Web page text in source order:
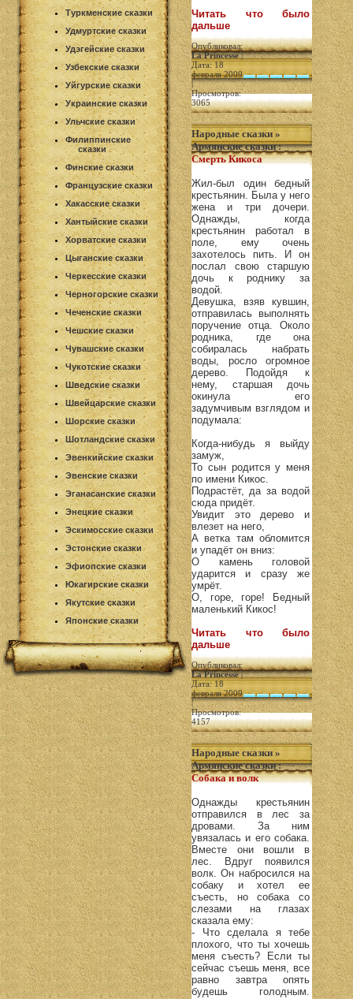
Туркменские сказки
Удмуртские сказки
Удэгейские сказки
Узбекские сказки
Уйгурские сказки
Украинские сказки
Ульчские сказки
Филиппинские
сказки
Финские сказки
Французские сказки
Хакасские сказки
Хантыйские сказки
Хорватские сказки
Цыганские сказки
Черкесские сказки
Черногорские сказки
Чеченские сказки
Чешские сказки
Чувашские сказки
Чукотские сказки
Шведские сказки
Швейцарские сказки
Шорские сказки
Шотландские сказки
Эвенкийские сказки
Эвенские сказки
Эганасанские сказки
Энецкие сказки
Эскимосские сказки
Эстонские сказки
Эфиопские сказки
Юкагирские сказки
Якутские сказки
Японские сказки
Читать что было
дальше
Опубликовал:
La Princesse|
Дата: 18
февраля 2009
|
Просмотров:
3065
Народные сказки »
Армянские сказки:
Смерть Кикоса
Жил-был один бедный
крестьянин. Была у него
жена и три дочери.
Однажды, когда
крестьянин работал в
поле, ему очень
захотелось пить. И он
послал свою старшую
дочь к роднику за
водой.
Девушка, взяв кувшин,
отправилась выполнять
поручение отца. Около
родника, где она
собиралась набрать
воды, росло огромное
дерево. Подойдя к
нему, старшая дочь
окинула его
задумчивым взглядом и
подумала:
Когда-нибудь я выйду
замуж,
То сын родится у меня
по имени Кикос.
Подрастёт, да за водой
сюда придёт.
Увидит это дерево и
влезет на него,
А ветка там обломится
и упадёт он вниз:
О камень головой
ударится и сразу же
умрёт.
О, горе, горе! Бедный
маленький Кикос!
Читать что было
дальше
Опубликовал:
La Princesse|
Дата: 18
февраля 2009
|
Просмотров:
4157
Народные сказки »
Армянские сказки:
Собака и волк
Однажды крестьянин
отправился в лес за
дровами. За ним
увязалась и его собака.
Вместе они вошли в
лес. Вдруг появился
волк. Он набросился на
собаку и хотел ее
съесть, но собака со
слезами на глазах
сказала ему:
- Что сделала я тебе
плохого, что ты хочешь
меня съесть? Если ты
сейчас съешь меня, все
равно завтра опять
будешь голодным.